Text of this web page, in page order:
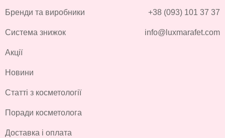
Бренди та виробники
Система знижок
Акції
Новини
Статті з косметології
Поради косметолога
Доставка і оплата
+38 (093) 101 37 37
info@luxmarafet.com